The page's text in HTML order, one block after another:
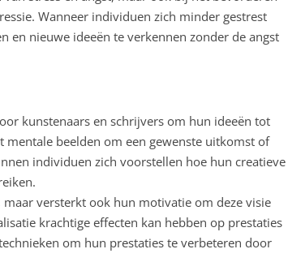
Wanneer individuen zich minder gestrest
en nieuwe ideeën te verkennen zonder de angst
kunstenaars en schrijvers om hun ideeën tot
beelden om een gewenste uitkomst of
individuen zich voorstellen hoe hun creatieve
versterkt ook hun motivatie om deze visie
krachtige effecten kan hebben op prestaties
om hun prestaties te verbeteren door